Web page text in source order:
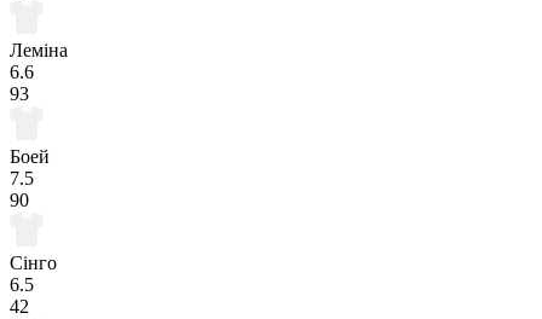
Леміна
6.6
93
Боей
7.5
90
Сінго
6.5
42